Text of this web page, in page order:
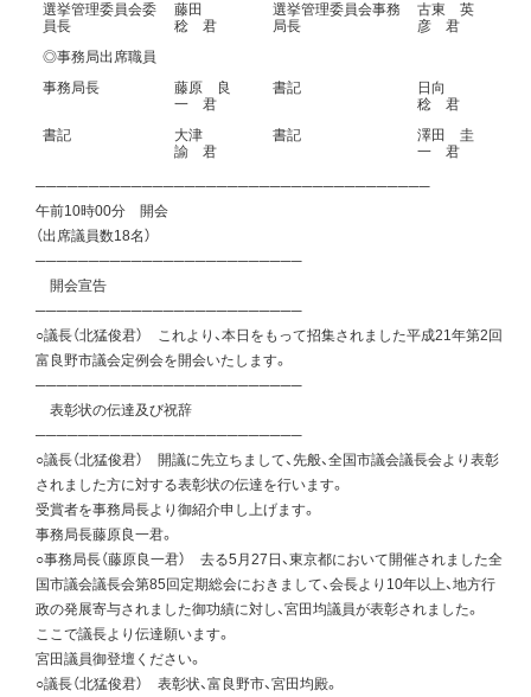
選挙管理委員会委
員長
藤田
稔 君
選挙管理委員会事務
局長
古東 英
彦 君
◎事務局出席職員
事務局長
藤原 良
一 君
書記
日向
稔 君
書記
大津
諭 君
書記
澤田 圭
一 君
─────────────────────────────────────
午前10時00分 開会
（出席議員数18名）
─────────────────────────
開会宣告
─────────────────────────
○議長（北猛俊君） これより、本日をもって招集されました平成21年第2回
富良野市議会定例会を開会いたします。
─────────────────────────
表彰状の伝達及び祝辞
─────────────────────────
○議長（北猛俊君） 開議に先立ちまして、先般、全国市議会議長会より表彰
されました方に対する表彰状の伝達を行います。
受賞者を事務局長より御紹介申し上げます。
事務局長藤原良一君。
○事務局長（藤原良一君） 去る5月27日、東京都において開催されました全
国市議会議長会第85回定期総会におきまして、会長より10年以上、地方行
政の発展寄与されました御功績に対し、宮田均議員が表彰されました。
ここで議長より伝達願います。
宮田議員御登壇ください。
○議長（北猛俊君） 表彰状、富良野市、宮田均殿。